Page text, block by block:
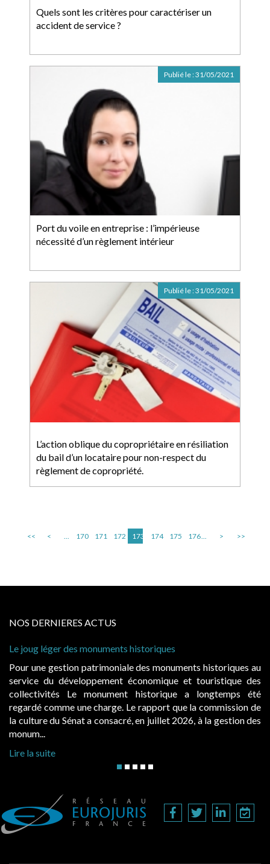
Quels sont les critères pour caractériser un
accident de service ?
Port du voile en entreprise : l’impérieuse
nécessité d’un règlement intérieur
Publié le :31/05/2021
L’action oblique du copropriétaire en résiliation
du bail d’un locataire pour non-respect du
règlement de copropriété.
Publié le :31/05/2021
<< < ... 170 171 172 173 174 175 176... > >>
NOS DERNIERES ACTUS
historiques
des monuments historiques au
économique et touristique des
historique a longtemps été
Le rapport que la commission de
consacré, en juillet 2026, à la gestion des
Cabines de plage : le
Evocatrices des
également un beau
public, elles donnent
d’occupation. Saisies